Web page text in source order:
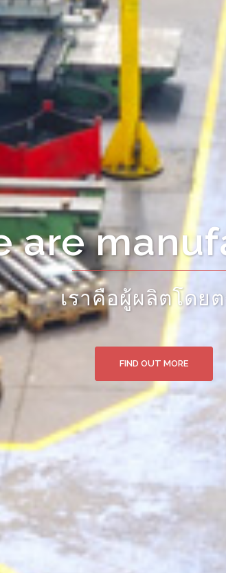
from
สินค้าจากแหล่งผลิตโ
FIND OUT MORE